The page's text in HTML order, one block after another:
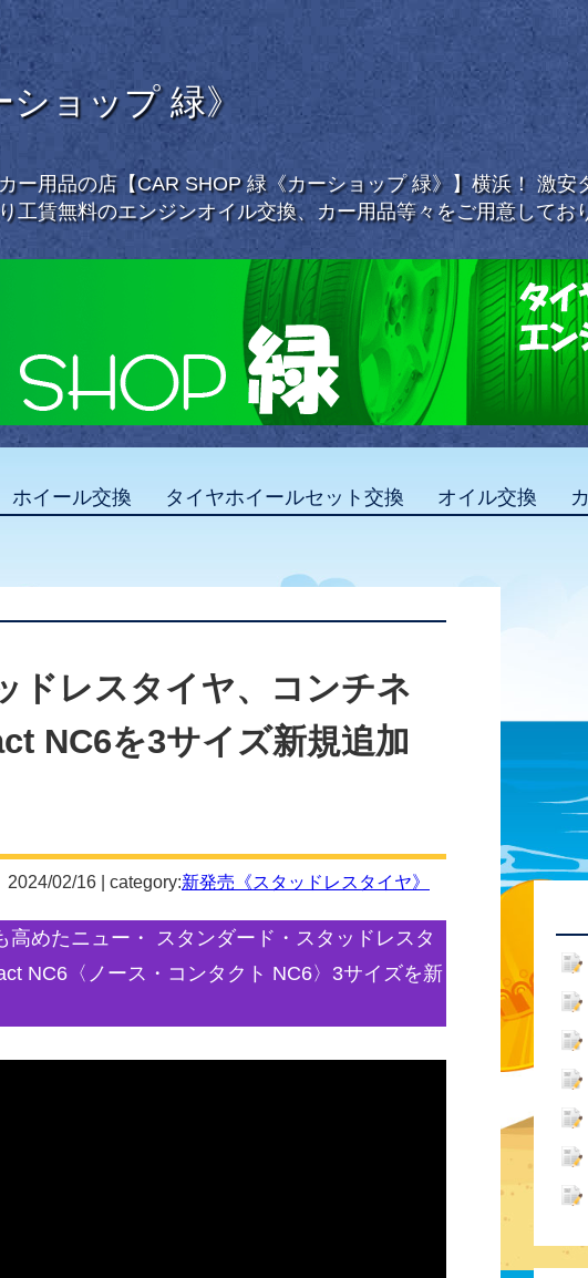
ショップ 緑》
ー用品の店【CAR SHOP 緑《カーショップ 緑》】横浜！ 激安
工賃無料のエンジンオイル交換、カー用品等々をご用意してお
ホイール交換 タイヤホイールセット交換 オイル交換
ドレスタイヤ、コンチネ
NC6を3サイズ新規追加
2024/02/16 | category:新発売《スタッドレスタイヤ》
めたニュー・ スタンダード・スタッドレスタ
NC6〈ノース・コンタクト NC6〉3サイズを新